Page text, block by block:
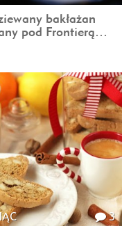
bakłażan
pod Frontierą…
3